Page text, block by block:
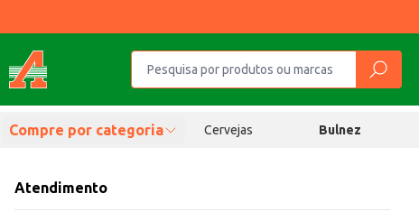
Compre por categoria Cervejas Bulnez
Atendimento